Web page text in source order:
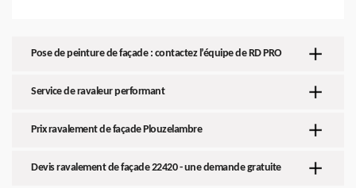
Pose de peinture de façade : contactez l’équipe de RD PRO
Service de ravaleur performant
Prix ravalement de façade Plouzelambre
Devis ravalement de façade 22420 - une demande gratuite